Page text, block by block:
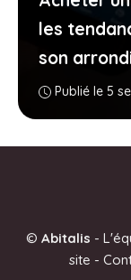
les
son
Publié le 5
© Abitalis -
site -